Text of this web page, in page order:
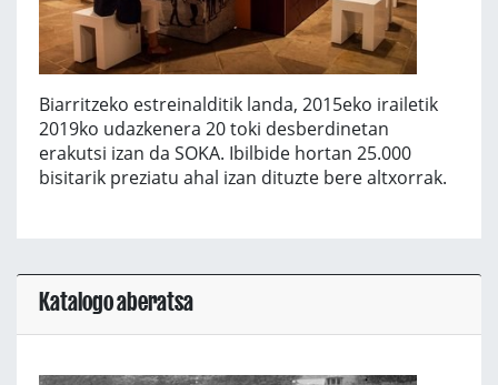
Biarritzeko estreinalditik landa, 2015eko irailetik
2019ko udazkenera 20 toki desberdinetan
erakutsi izan da SOKA. Ibilbide hortan 25.000
bisitarik preziatu ahal izan dituzte bere altxorrak.
Katalogo aberatsa